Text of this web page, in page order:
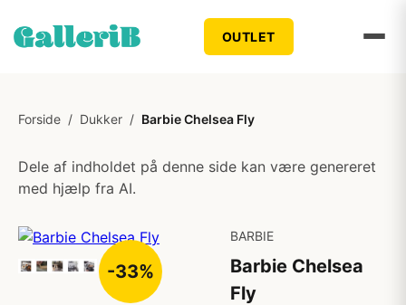
OUTLET
Forside / Dukker / Barbie Chelsea Fly
Dele af indholdet på denne side kan være genereret
med hjælp fra AI.
-33%
BARBIE
Barbie Chelsea
Fly